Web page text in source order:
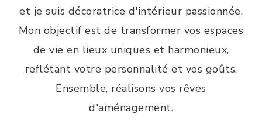
et je suis décoratrice d'intérieur passionnée.
Mon objectif est de transformer vos espaces
de vie en lieux uniques et harmonieux,
reflétant votre personnalité et vos goûts.
Ensemble, réalisons vos rêves
d'aménagement.